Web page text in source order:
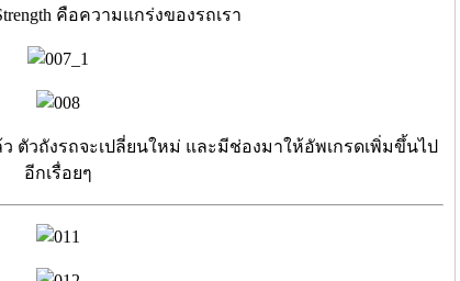
คือความแกร่งของรถเรา
ตัวถังรถจะเปลี่ยนใหม่ และมีช่องมาให้อัพเกรดเพิ่มขึ้นไป
อีกเรื่อยๆ